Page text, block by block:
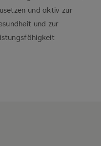
und aktiv zur
und zur